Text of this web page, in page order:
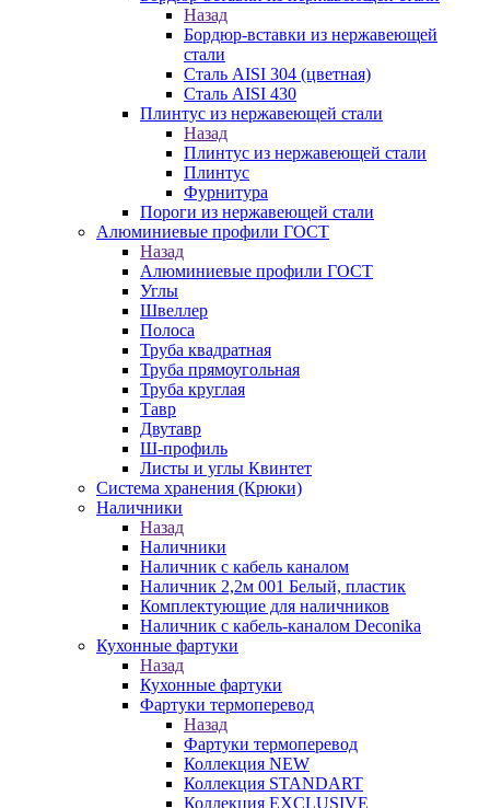
Назад
Бордюр-вставки из нержавеющей
стали
Сталь AISI 304 (цветная)
Сталь AISI 430
Плинтус из нержавеющей стали
Назад
Плинтус из нержавеющей стали
Плинтус
Фурнитура
Пороги из нержавеющей стали
Алюминиевые профили ГОСТ
Назад
Алюминиевые профили ГОСТ
Углы
Швеллер
Полоса
Труба квадратная
Труба прямоугольная
Труба круглая
Тавр
Двутавр
Ш-профиль
Листы и углы Квинтет
Система хранения (Крюки)
Наличники
Назад
Наличники
Наличник с кабель каналом
Наличник 2,2м 001 Белый, пластик
Комплектующие для наличников
Наличник с кабель-каналом Deconika
Кухонные фартуки
Назад
Кухонные фартуки
Фартуки термоперевод
Назад
Фартуки термоперевод
Коллекция NEW
Коллекция STANDART
Коллекция EXCLUSIVE